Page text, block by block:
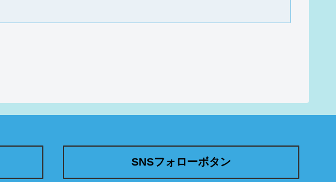
SNSフォローボタン